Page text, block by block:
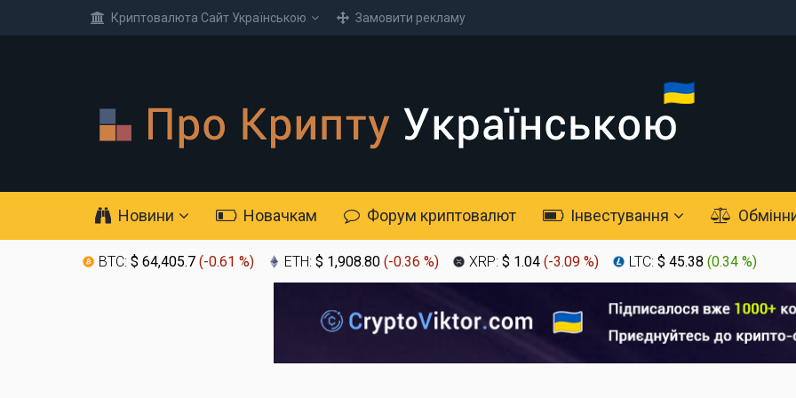
Криптовалюта Cайт Українською Замовити рекламу
Новини Новачкам Форум криптовалют Інвестування
BTC: $ 64,405.7 (-0.61 %) ETH: $ 1,908.80 (-0.36 %) XRP: $ 1.04 (-3.09 %) LTC: $ 45.38 (0.34 %)